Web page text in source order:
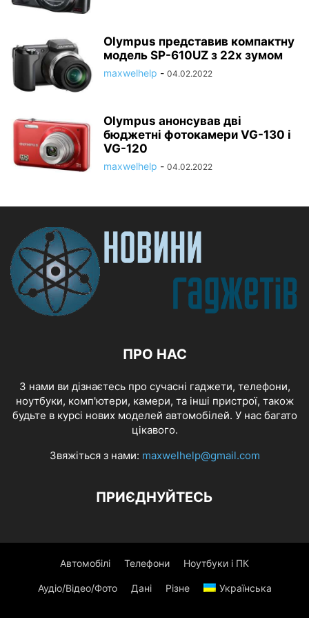
Olympus представив компактну
модель SP-610UZ з 22х зумом
maxwelhelp - 04.02.2022
Olympus анонсував дві
бюджетні фотокамери VG-130 і
VG-120
maxwelhelp - 04.02.2022
ПРО НАС
З нами ви дізнаєтесь про сучасні гаджети, телефони,
ноутбуки, комп'ютери, камери, та інші пристрої, також
будьте в курсі нових моделей автомобілей. У нас багато
цікавого.
Звяжіться з нами: maxwelhelp@gmail.com
ПРИЄДНУЙТЕСЬ
Автомобілі Телефони Ноутбуки і ПК
Аудіо/Відео/Фото Дані Різне Українська